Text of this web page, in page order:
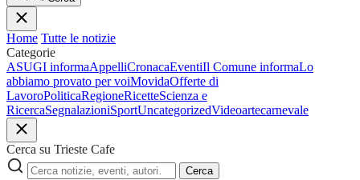
Home Tutte le notizie
Categorie
ASUGI informaAppelliCronacaEventiIl Comune informaLo
abbiamo provato per voiMovidaOfferte di
LavoroPoliticaRegioneRicetteScienza e
RicercaSegnalazioniSportUncategorizedVideoartecarnevale
Cerca su Trieste Cafe
Cerca